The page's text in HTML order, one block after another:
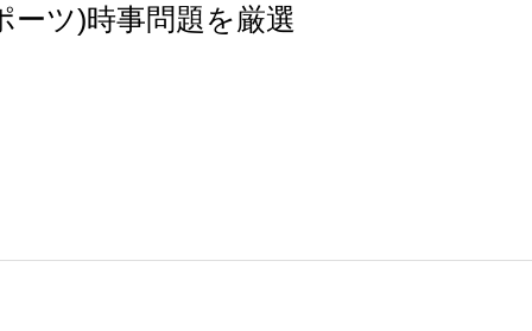
ーツ)時事問題を厳選